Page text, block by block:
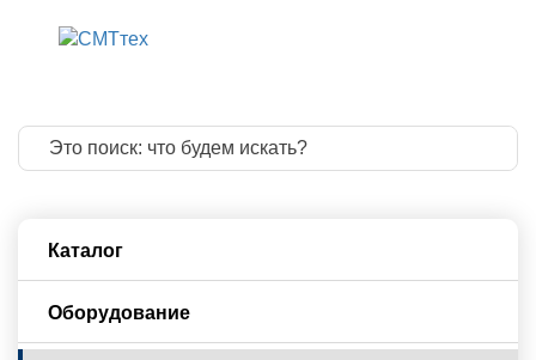
Каталог
Оборудование